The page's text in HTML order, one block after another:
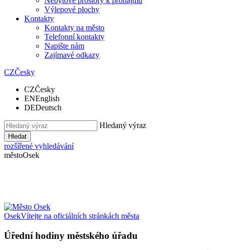
Výlepové plochy
Kontakty
Kontakty na město
Telefonní kontakty
Napište nám
Zajímavé odkazy
CZČesky
CZČesky
ENEnglish
DEDeutsch
Hledaný výraz
Hledat
rozšířené vyhledávání
městoOsek
OsekVítejte na oficiálních stránkách města
Úřední hodiny městského úřadu